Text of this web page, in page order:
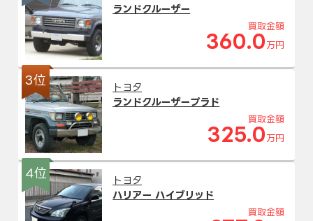
ランドクルーザー
買取金額
360.0 万円
3位
トヨタ
ランドクルーザープラド
買取金額
325.0 万円
4位
トヨタ
ハリアー ハイブリッド
買取金額